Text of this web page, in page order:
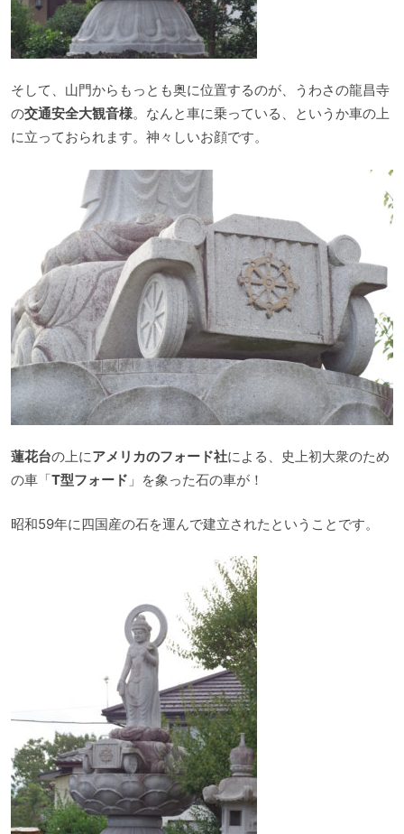
そして、山門からもっとも奥に位置するのが、うわさの龍昌寺
の交通安全大観音様。なんと車に乗っている、というか車の上
に立っておられます。神々しいお顔です。
蓮花台の上にアメリカのフォード社による、史上初大衆のため
の車「T型フォード 」を象った石の車が！
昭和59年に四国産の石を運んで建立されたということです。